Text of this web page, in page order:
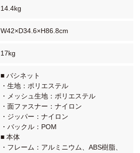
14.4kg
W42×D34.6×H86.8cm
17kg
■ バシネット
・生地：ポリエステル
・メッシュ生地：ポリエステル
・面ファスナー：ナイロン
・ジッパー：ナイロン
・バックル：POM
■ 本体
・フレーム：アルミニウム、ABS樹脂、